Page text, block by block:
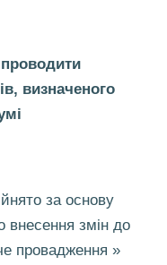
визначеного
за основу
внесення змін до
провадження »